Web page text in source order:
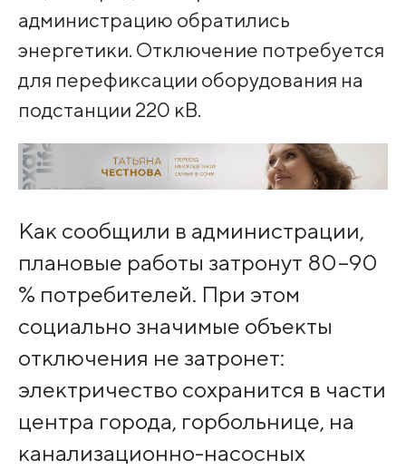
администрацию обратились
энергетики. Отключение потребуется
для перефиксации оборудования на
подстанции 220 кВ.
Как сообщили в администрации,
плановые работы затронут 80–90
% потребителей. При этом
социально значимые объекты
отключения не затронет:
электричество сохранится в части
центра города, горбольнице, на
канализационно-насосных